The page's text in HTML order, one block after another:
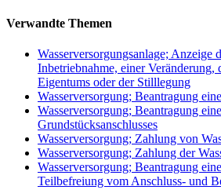
Verwandte Themen
Wasserversorgungsanlage; Anzeige
Inbetriebnahme, einer Veränderung,
Eigentums oder der Stilllegung
Wasserversorgung; Beantragung
Wasserversorgung; Beantragung
Grundstücksanschlusses
Wasserversorgung; Zahlung von
Wasserversorgung; Zahlung der
Wasserversorgung; Beantragung
Teilbefreiung vom Anschluss- und